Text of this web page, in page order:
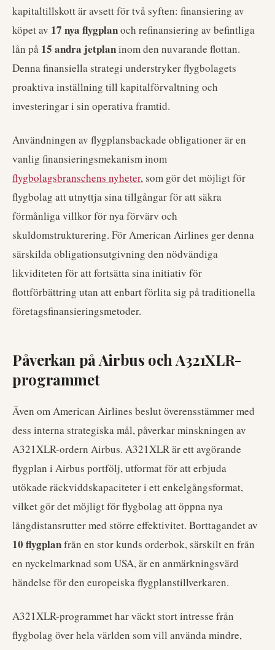
kapitaltillskott är avsett för två syften: finansiering av
köpet av 17 nya flygplanoch refinansiering av befintliga
lån på 15 andra jetplaninom den nuvarande flottan.
Denna finansiella strategi understryker flygbolagets
proaktiva inställning till kapitalförvaltning och
investeringar i sin operativa framtid.
Användningen av flygplansbackade obligationer är en
vanlig finansieringsmekanism inom
flygbolagsbranschens nyheter, som gör det möjligt för
flygbolag att utnyttja sina tillgångar för att säkra
förmånliga villkor för nya förvärv och
skuldomstrukturering. För American Airlines ger denna
särskilda obligationsutgivning den nödvändiga
likviditeten för att fortsätta sina initiativ för
flottförbättring utan att enbart förlita sig på traditionella
företagsfinansieringsmetoder.
Påverkan på Airbus och A321XLR-
programmet
Även om American Airlines beslut överensstämmer med
dess interna strategiska mål, påverkar minskningen av
A321XLR-ordern Airbus. A321XLR är ett avgörande
flygplan i Airbus portfölj, utformat för att erbjuda
utökade räckviddskapaciteter i ett enkelgångsformat,
vilket gör det möjligt för flygbolag att öppna nya
långdistansrutter med större effektivitet. Borttagandet av
10 flygplanfrån en stor kunds orderbok, särskilt en från
en nyckelmarknad som USA, är en anmärkningsvärd
händelse för den europeiska flygplanstillverkaren.
A321XLR-programmet har väckt stort intresse från
flygbolag över hela världen som vill använda mindre,